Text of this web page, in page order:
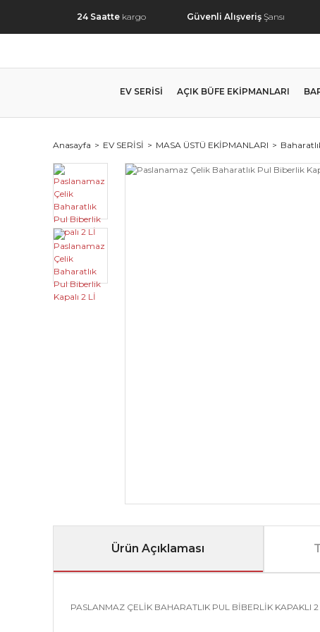
24 Saatte kargo Güvenli Alışveriş Şansı
EV SERİSİ AÇIK BÜFE EKİPMANLARI
Anasayfa EV SERİSİ MASA ÜSTÜ EKİPMANLARI
Ürün Açıklaması
PASLANMAZ ÇELİK BAHARATLIK PUL BİBERLİK KAPAKLI 2